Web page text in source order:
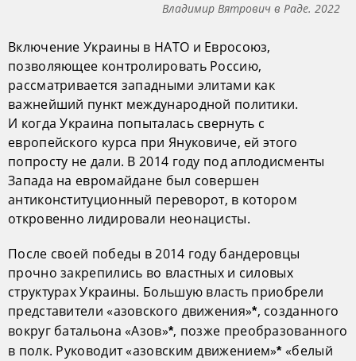
Владимир Вятрович в Раде. 2022
Включение Украины в НАТО и Евросоюз,
позволяющее контролировать Россию,
рассматривается западными элитами как
важнейший пункт международной политики.
И когда Украина попыталась свернуть с
европейского курса при Януковиче, ей этого
попросту не дали. В 2014 году под аплодисменты
Запада на евромайдане был совершен
антиконституционный переворот, в котором
откровенно лидировали неонацисты.
После своей победы в 2014 году бандеровцы
прочно закрепились во властных и силовых
структурах Украины. Большую власть приобрели
представители «азовского движения»*, созданного
вокруг батальона «Азов»*, позже преобразованного
в полк. Руководит «азовским движением»* «белый